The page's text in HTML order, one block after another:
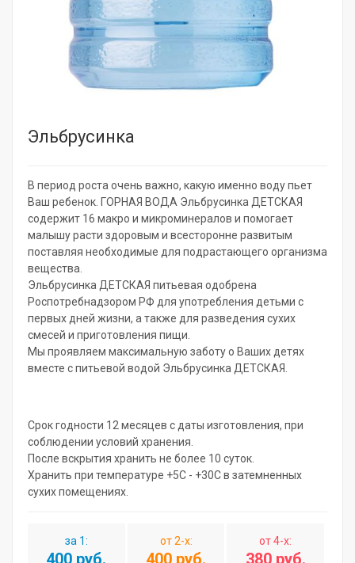
Эльбрусинка
В период роста очень важно, какую именно воду пьет
Ваш ребенок. ГОРНАЯ ВОДА Эльбрусинка ДЕТСКАЯ
содержит 16 макро и микроминералов и помогает
малышу расти здоровым и всесторонне развитым
поставляя необходимые для подрастающего организма
вещества.
Эльбрусинка ДЕТСКАЯ питьевая одобрена
Роспотребнадзором РФ для употребления детьми с
первых дней жизни, а также для разведения сухих
смесей и приготовления пищи.
Мы проявляем максимальную заботу о Ваших детях
вместе с питьевой водой Эльбрусинка ДЕТСКАЯ.
Срок годности 12 месяцев с даты изготовления, при
соблюдении условий хранения.
После вскрытия хранить не более 10 суток.
Хранить при температуре +5С - +30С в затемненных
сухих помещениях.
за 1:
400 руб.
от 2-х:
400 руб.
от 4-х:
380 руб.